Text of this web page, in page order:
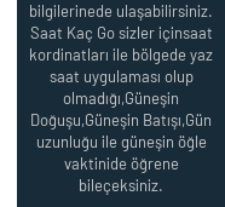
bilgilerinede ulaşabilirsiniz.
Saat Kaç Go sizler içinsaat
kordinatları ile bölgede yaz
saat uygulaması olup
olmadığı,Güneşin
Doğuşu,Güneşin Batışı,Gün
uzunluğu ile güneşin öğle
vaktinide öğrene
bileçeksiniz.